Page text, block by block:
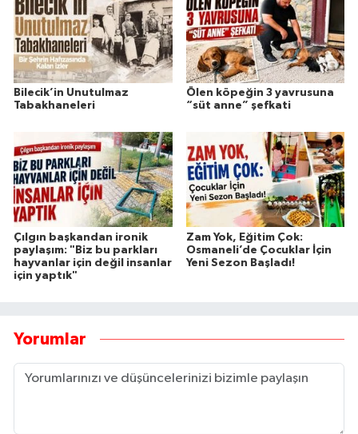
Bilecik’in Unutulmaz
Tabakhaneleri
Ölen köpeğin 3 yavrusuna
“süt anne” şefkati
Çılgın başkandan ironik
paylaşım: "Biz bu parkları
hayvanlar için değil insanlar
için yaptık"
Zam Yok, Eğitim Çok:
Osmaneli’de Çocuklar İçin
Yeni Sezon Başladı!
Yorumlar